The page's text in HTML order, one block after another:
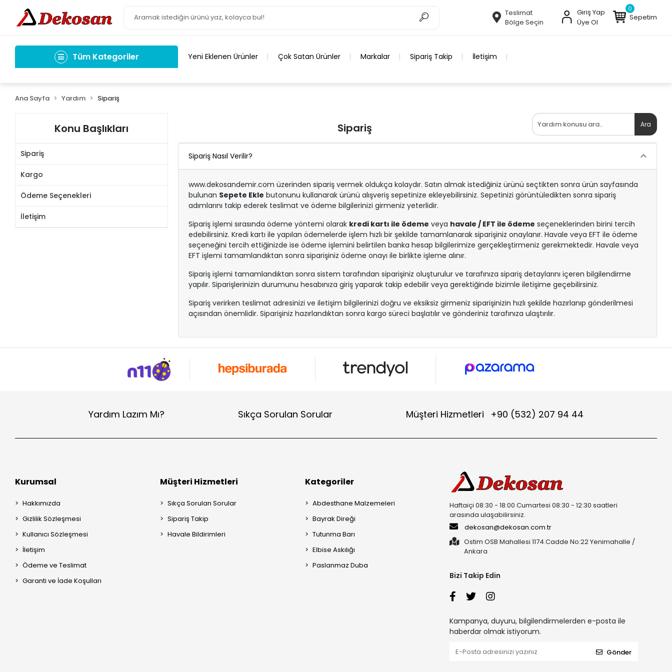
Teslimat
Bölge Seçin
Giriş Yap
Üye Ol
0
Sepetim
Tüm Kategoriler Yeni Eklenen Ürünler Çok Satan Ürünler Markalar Sipariş Takip İletişim
Ana Sayfa Yardım Sipariş
Konu Başlıkları
Sipariş
Kargo
Ödeme Seçenekleri
İletişim
Sipariş Ara
Sipariş Nasıl Verilir?
www.dekosandemir.com üzerinden sipariş vermek oldukça kolaydır. Satın almak istediğiniz ürünü seçtikten sonra ürün sayfasında
bulunan Sepete Ekle butonunu kullanarak ürünü alışveriş sepetinize ekleyebilirsiniz. Sepetinizi görüntüledikten sonra sipariş
adımlarını takip ederek teslimat ve ödeme bilgilerinizi girmeniz yeterlidir.
Sipariş işlemi sırasında ödeme yöntemi olarak kredi kartı ile ödeme veya havale / EFT ile ödeme seçeneklerinden birini tercih
edebilirsiniz. Kredi kartı ile yapılan ödemelerde işlem hızlı bir şekilde tamamlanarak siparişiniz onaylanır. Havale veya EFT ile ödeme
seçeneğini tercih ettiğinizde ise ödeme işlemini belirtilen banka hesap bilgilerimize gerçekleştirmeniz gerekmektedir. Havale veya
EFT işlemi tamamlandıktan sonra siparişiniz ödeme onayı ile birlikte işleme alınır.
Sipariş işlemi tamamlandıktan sonra sistem tarafından siparişiniz oluşturulur ve tarafınıza sipariş detaylarını içeren bilgilendirme
yapılır. Siparişlerinizin durumunu hesabınıza giriş yaparak takip edebilir veya gerektiğinde bizimle iletişime geçebilirsiniz.
Sipariş verirken teslimat adresinizi ve iletişim bilgilerinizi doğru ve eksiksiz girmeniz siparişinizin hızlı şekilde hazırlanıp gönderilmesi
açısından önemlidir. Siparişiniz hazırlandıktan sonra kargo süreci başlatılır ve gönderiniz tarafınıza ulaştırılır.
Yardım Lazım Mı? Sıkça Sorulan Sorular Müşteri Hizmetleri +90 (532) 207 94 44
Kurumsal
Hakkımızda
Gizlilik Sözleşmesi
Kullanıcı Sözleşmesi
İletişim
Ödeme ve Teslimat
Garanti ve İade Koşulları
Müşteri Hizmetleri
Sıkça Sorulan Sorular
Sipariş Takip
Havale Bildirimleri
Kategoriler
Abdesthane Malzemeleri
Bayrak Direği
Tutunma Barı
Elbise Askılığı
Paslanmaz Duba
Haftaiçi 08:30 - 18:00 Cumartesi 08:30 - 12:30 saatleri
arasında ulaşabilirsiniz.
dekosan@dekosan.com.tr
Ostim OSB Mahallesi 1174.Cadde No:22 Yenimahalle /
Ankara
Bizi Takip Edin
Kampanya, duyuru, bilgilendirmelerden e-posta ile
haberdar olmak istiyorum.
Gönder